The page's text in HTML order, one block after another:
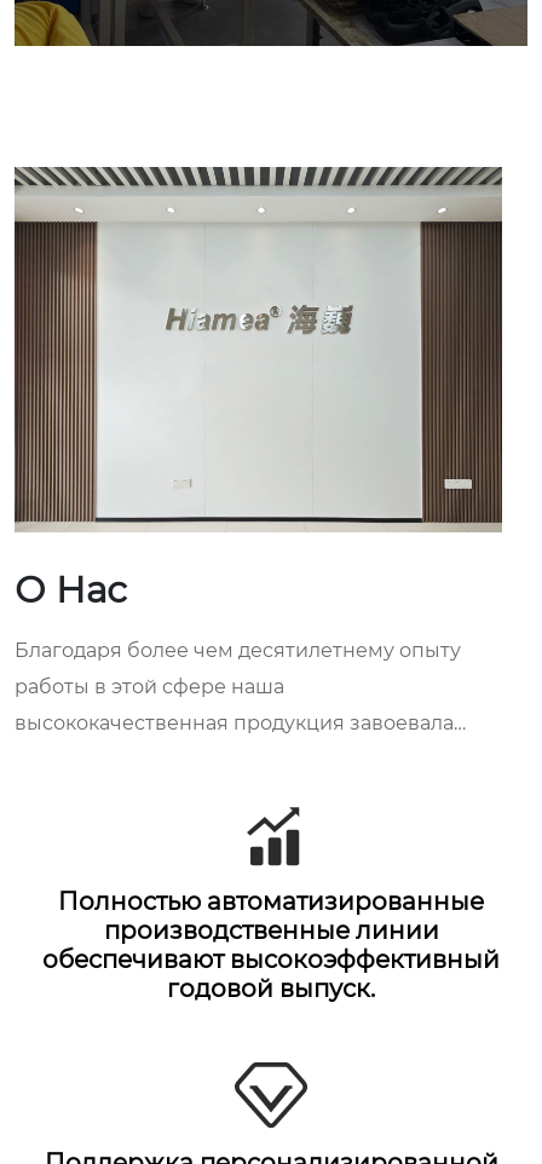
О Нас
Благодаря более чем десятилетнему опыту
работы в этой сфере наша
высококачественная продукция завоевала
Полностью автоматизированные
производственные линии
обеспечивают высокоэффективный
годовой выпуск.